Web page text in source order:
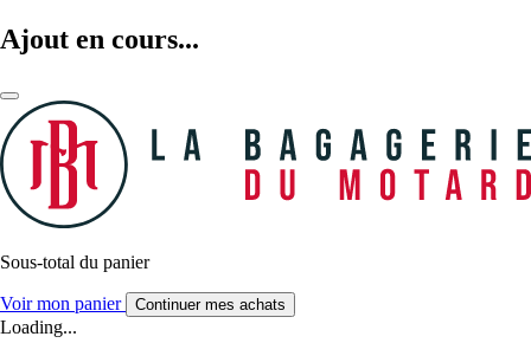
Ajout en cours...
Sous-total du panier
Voir mon panier Continuer mes achats
Loading...